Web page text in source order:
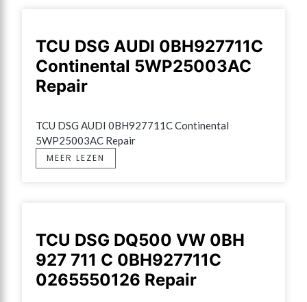
TCU DSG AUDI 0BH927711C
Continental 5WP25003AC
Repair
TCU DSG AUDI 0BH927711C Continental
5WP25003AC Repair
MEER LEZEN
TCU DSG DQ500 VW 0BH
927 711 C 0BH927711C
0265550126 Repair